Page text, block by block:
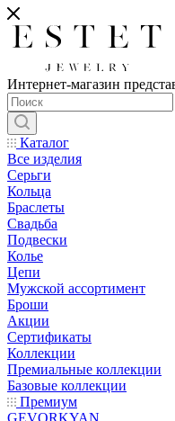
Интернет-магазин
Каталог
Все изделия
Серьги
Кольца
Браслеты
Свадьба
Подвески
Колье
Цепи
Мужской ассортимент
Броши
Акции
Сертификаты
Коллекции
Премиальные коллекции
Базовые коллекции
Премиум
GEVORKYAN